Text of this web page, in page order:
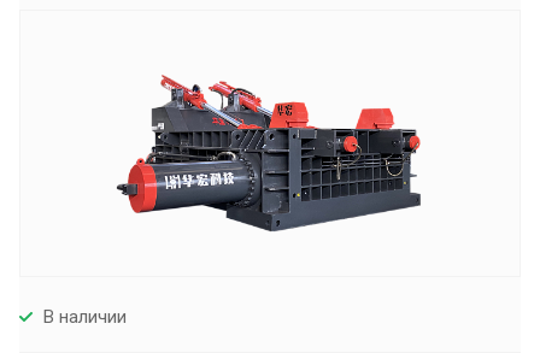
В наличии